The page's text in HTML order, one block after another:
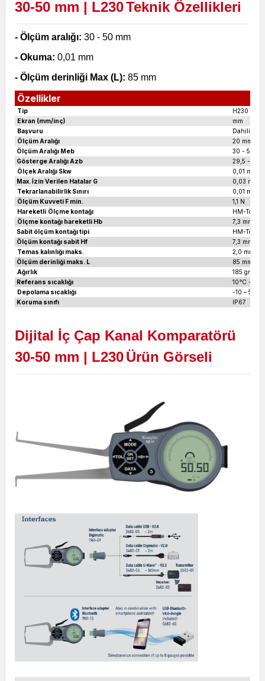
30-50 mm | L230Teknik Özellikleri
- Ölçüm aralığı: 30 - 50 mm
- Okuma: 0,01 mm
- Ölçüm derinliği Max (L): 85 mm
Özellikler
Tip
H230
Ekran (mm/inç)
mm
Başvuru
Dahili
Ölçüm Aralığı
20 mm
Ölçüm Aralığı Meb
30 - 50
Gösterge Aralığı Azb
29,5 -
Ölçek Aralığı Skw
0,01 mm
Max. İzin Verilen Hatalar G
0,03 mm
Tekrarlanabilirlik Sınırı
0,01 mm
Ölçüm Kuvveti F min.
1,1 N
Hareketli Ölçme kontağı
HM-Top Ø
Ölçme kontağı hareketli Hb
7,3 mm
Sabit ölçüm kontağı tipi
HM-Top Ø
Ölçüm kontağı sabit Hf
7,3 mm
Temas kalınlığı maks.
2,0 mm
Ölçüm derinliği maks. L
85 mm
Ağırlık
185 gr
Referans sıcaklığı
10°C -
Depolama sıcaklığı
-10 – 50 °C
Koruma sınıfı
IP67
Dijital İç Çap Kanal Komparatörü
30-50 mm | L230Ürün Görseli